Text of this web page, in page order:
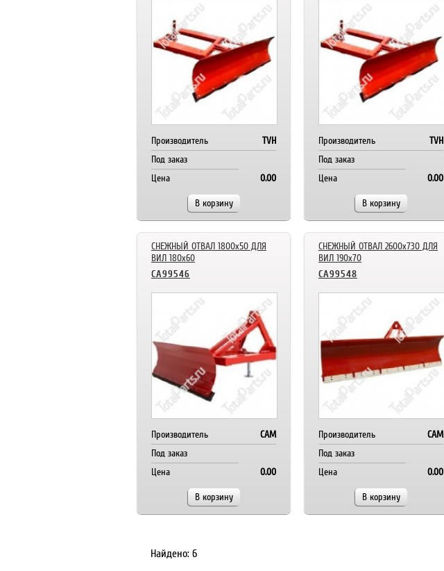
Производитель
TVH
Под заказ
Цена
0.00
В корзину
Производитель
TVH
Под заказ
Цена
0.00
В корзину
СНЕЖНЫЙ ОТВАЛ 1800x50 ДЛЯ
ВИЛ 180x60
CA99546
Производитель
CAM
Под заказ
Цена
0.00
В корзину
СНЕЖНЫЙ ОТВАЛ 2600x730 ДЛЯ
ВИЛ 190x70
CA99548
Производитель
CAM
Под заказ
Цена
0.00
В корзину
Найдено: 6